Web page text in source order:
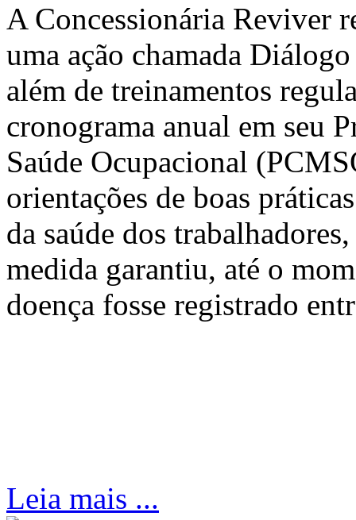
A Concessionária Reviver
uma ação chamada
além de treinamentos
cronograma anual em seu
Saúde Ocupacional
orientações de boas
da saúde dos
medida garantiu, até o
doença fosse registrado
Leia mais ...